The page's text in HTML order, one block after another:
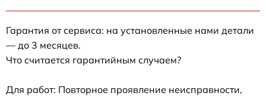
Гарантия от сервиса: на установленные нами детали
— до 3 месяцев.
Что считается гарантийным случаем?
Для работ: Повторное проявление неисправности,